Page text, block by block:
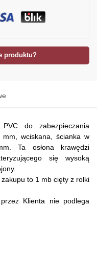
produktu?
do zabezpieczania
wciskana, ścianka w
Ta osłona krawędzi
się wysoką
to 1 mb cięty z rolki
Klienta nie podlega